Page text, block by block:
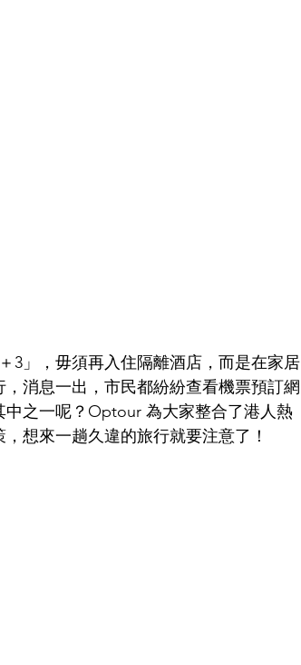
3」，毋須再入住隔離酒店，而是在家居
消息一出，市民都紛紛查看機票預訂網
之一呢？Optour 為大家整合了港人熱
想來一趟久違的旅行就要注意了！